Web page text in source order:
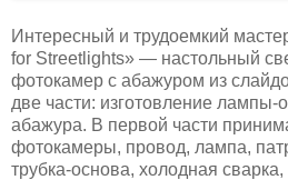
Интересный и трудоемкий
for Streetlights» — настольный
фотокамер с абажуром из
две части: изготовление лампы-
абажура. В первой части
фотокамеры, провод, лампа,
трубка-основа, холодная